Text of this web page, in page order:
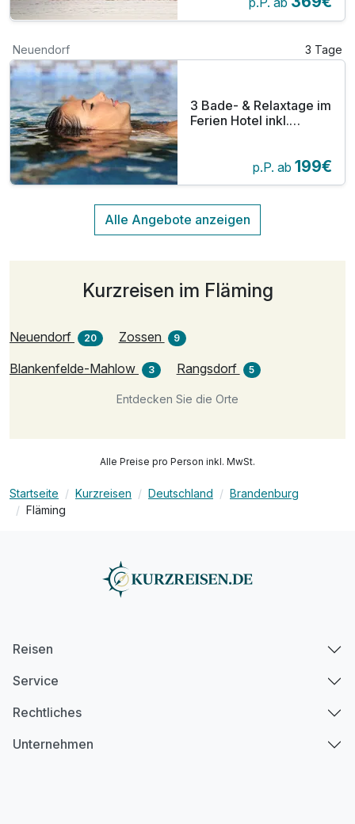
Neuendorf 3 Tage
3 Bade- & Relaxtage im
Ferien Hotel inkl.
p.P. ab 199€
Kurzreisen im Fläming
Neuendorf 20 Zossen 9
Blankenfelde-Mahlow 3 Rangsdorf 5
Entdecken Sie die Orte
Alle Preise pro Person inkl. MwSt.
Startseite Kurzreisen Deutschland
Brandenburg
Fläming
Reisen
Service
Rechtliches
Unternehmen